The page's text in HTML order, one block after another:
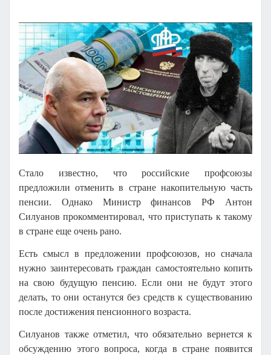
Стало известно, что российские профсоюзы
предложили отменить в стране накопительную часть
пенсии. Однако Министр финансов РФ Антон
Силуанов прокомментировал, что приступать к такому
в стране еще очень рано.
Есть смысл в предложении профсоюзов, но сначала
нужно заинтересовать граждан самостоятельно копить
на свою будущую пенсию. Если они не будут этого
делать, то они останутся без средств к существованию
после достижения пенсионного возраста.
Силуанов также отметил, что обязательно вернется к
обсуждению этого вопроса, когда в стране появится